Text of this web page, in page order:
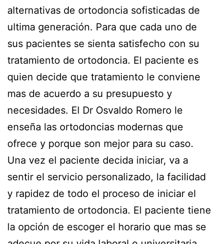
alternativas de ortodoncia sofisticadas de
ultima generación. Para que cada uno de
sus pacientes se sienta satisfecho con su
tratamiento de ortodoncia. El paciente es
quien decide que tratamiento le conviene
mas de acuerdo a su presupuesto y
necesidades. El Dr Osvaldo Romero le
enseña las ortodoncias modernas que
ofrece y porque son mejor para su caso.
Una vez el paciente decida iniciar, va a
sentir el servicio personalizado, la facilidad
y rapidez de todo el proceso de iniciar el
tratamiento de ortodoncia. El paciente tiene
la opción de escoger el horario que mas se